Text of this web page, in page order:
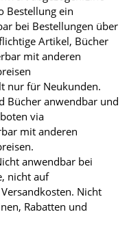
Bestellung ein
bei Bestellungen über
Artikel, Bücher
mit anderen
nur für Neukunden.
Bücher anwendbar und
via
mit anderen
anwendbar bei
nicht auf
Nicht
Rabatten und